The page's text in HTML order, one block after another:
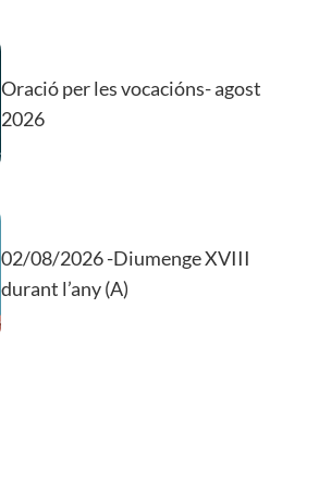
Oració per les vocacións- agost
2026
02/08/2026 -Diumenge XVIII
durant l’any (A)